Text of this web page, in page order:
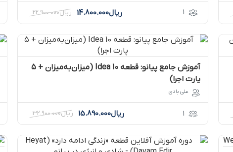
1 ریال22.900.000 ریال14.800.000
آموزش جامع پیانو: قطعه Idea 10 (میزان‌به‌میزان + ۵
پارت اجرا)
علی بادی
1 ریال32.900.000 ریال15.890.000